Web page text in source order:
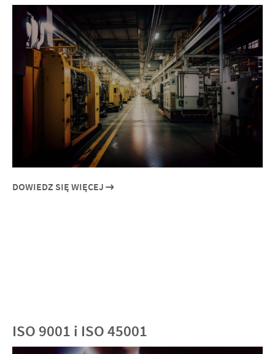
DOWIEDZ SIĘ WIĘCEJ
ISO 9001 i ISO 45001